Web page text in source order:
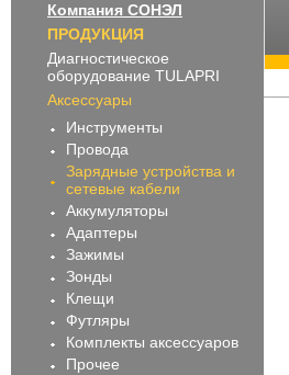
Компания СОНЭЛ
ПРОДУКЦИЯ
Диагностическое
оборудование TULAPRI
Аксессуары
Инструменты
Провода
Зарядные устройства и
сетевые кабели
Аккумуляторы
Адаптеры
Зажимы
Зонды
Клещи
Футляры
Комплекты аксессуаров
Прочее